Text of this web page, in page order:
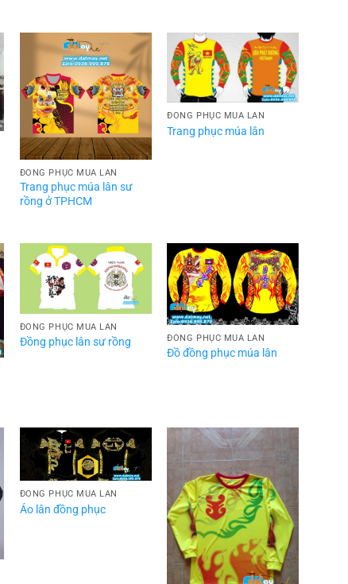
ĐỒNG PHỤC MÚA LÂN
Trang phục múa lân sư
rồng ở TPHCM
ĐỒNG PHỤC MÚA LÂN
Trang phục múa lân
ĐỒNG PHỤC MÚA LÂN
Đồng phục lân sư rồng ĐỒNG PHỤC MÚA LÂN
Đồ đồng phục múa lân
ĐỒNG PHỤC MÚA LÂN
Áo lân đồng phục